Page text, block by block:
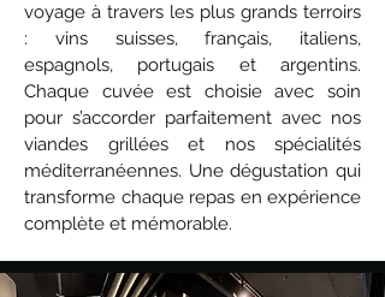
voyage à travers les plus grands terroirs
: vins suisses, français, italiens,
espagnols, portugais et argentins.
Chaque cuvée est choisie avec soin
pour s’accorder parfaitement avec nos
viandes grillées et nos spécialités
méditerranéennes. Une dégustation qui
transforme chaque repas en expérience
complète et mémorable.